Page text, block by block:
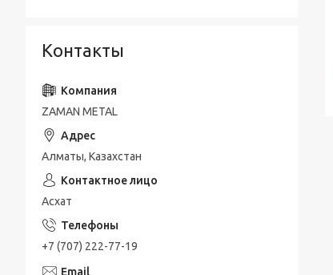
Контакты
ZAMAN METAL
Алматы, Казахстан
Асхат
+7 (707) 222-77-19